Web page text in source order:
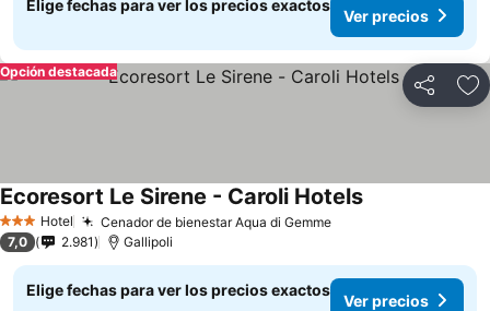
Elige fechas para ver los precios exactos
Ver precios
Compartir
Opción destacada
3 Estrellas
Hotel Cenador de bienestar Aqua di Gemme
Ecoresort Le Sirene - Caroli Hotels
7,0 2.981 Gallipoli
Elige fechas para ver los precios exactos
Ver precios